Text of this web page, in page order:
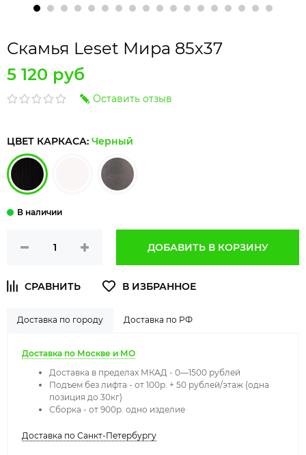
Скамья Leset Мира 85х37
5 120 руб
Оставить отзыв
ЦВЕТ КАРКАСА: Черный
ДОБАВИТЬ В КОРЗИНУ
Доставка по городу Доставка по РФ
Доставка по Москве и МО
Доставка в пределах МКАД - 0—1500 рублей
Подъем без лифта - от 100р. + 50 рублей/этаж (одна
позиция до 30кг)
Сборка - от 900р. одно изделие
Доставка по Санкт-Петербургу